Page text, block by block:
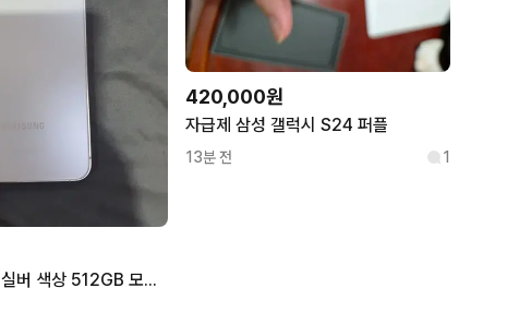
갤럭시 S24+ 실버 색상 512GB 모델이에요
420,000원
자급제 삼성 갤럭시 S24 퍼플
13분 전 1